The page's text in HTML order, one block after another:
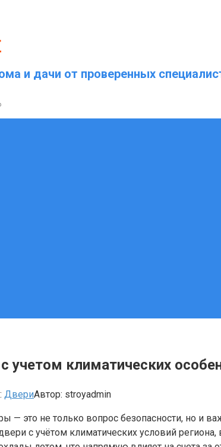
и дачи от проверенных
учетом климатических
ДвериАвтор: stroyadmin
— это не только вопрос безопасности, но и
с учётом климатических условий